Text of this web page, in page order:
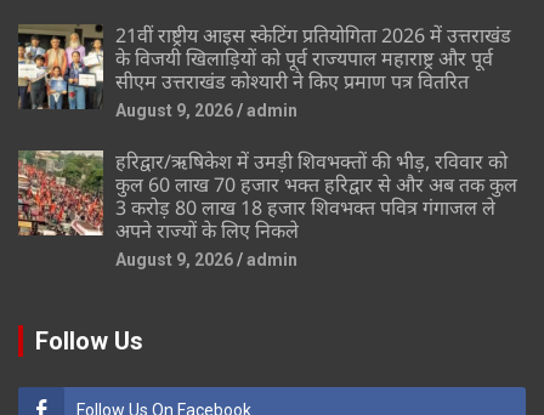
21वीं राष्ट्रीय आइस स्केटिंग प्रतियोगिता 2026 में उत्तराखंड
के विजयी खिलाड़ियों को पूर्व राज्यपाल महाराष्ट्र और पूर्व
सीएम उत्तराखंड कोश्यारी ने किए प्रमाण पत्र वितरित
August 9, 2026 admin
हरिद्वार/ऋषिकेश में उमड़ी शिवभक्तों की भीड़, रविवार को
कुल 60 लाख 70 हजार भक्त हरिद्वार से और अब तक कुल
3 करोड़ 80 लाख 18 हजार शिवभक्त पवित्र गंगाजल ले
अपने राज्यों के लिए निकले
August 9, 2026 admin
Follow Us
Follow Us On Facebook